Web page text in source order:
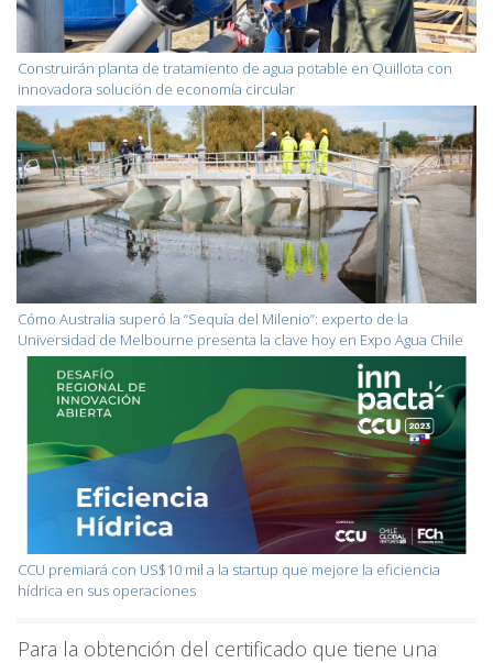
Construirán planta de tratamiento de agua potable en Quillota con
innovadora solución de economía circular
Cómo Australia superó la “Sequía del Milenio”: experto de la
Universidad de Melbourne presenta la clave hoy en Expo Agua Chile
CCU premiará con US$10 mil a la startup que mejore la eficiencia
hídrica en sus operaciones
Para la obtención del certificado que tiene una